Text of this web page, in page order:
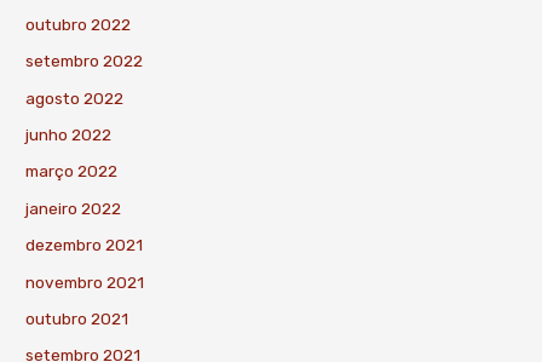
outubro 2022
setembro 2022
agosto 2022
junho 2022
março 2022
janeiro 2022
dezembro 2021
novembro 2021
outubro 2021
setembro 2021